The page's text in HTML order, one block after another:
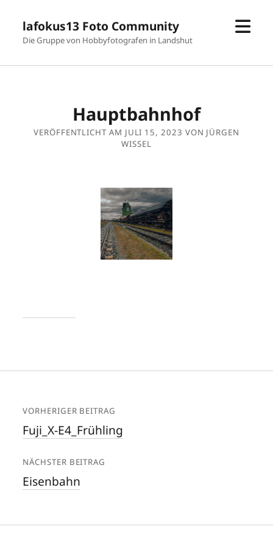
lafokus13 Foto Community
Die Gruppe von Hobbyfotografen in Landshut
Hauptbahnhof
VERÖFFENTLICHT AM JULI 15, 2023 VON JÜRGEN
WISSEL
VORHERIGER BEITRAG
Fuji_X-E4_Frühling
NÄCHSTER BEITRAG
Eisenbahn